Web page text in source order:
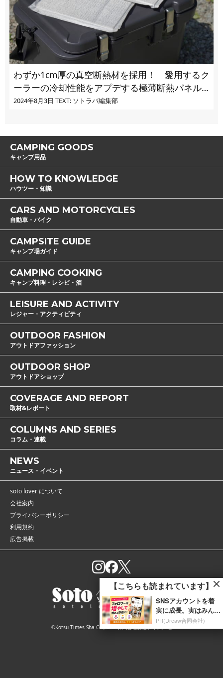
【こちらも読まれています】
深夜の海に人が続々
と！ 軽バンに冷凍庫
を携え「朝4時までホ
タルイカ掬い」の奮闘
わずか1cm厚の真空断熱材を採用！ 愛用するク
ーラーの冷却性能をアプデする極薄断熱パネル
の実力とは
2024年8月3日 TEXT: ソトラバ編集部
CAMPING GOODS
キャンプ用品
HOW TO KNOWLEDGE
ハウツー・知識
CARS AND MOTORCYCLES
自動車・バイク
CAMPSITE GUIDE
キャンプ場ガイド
CAMPING COOKING
キャンプ料理・レシピ・酒
LEISURE AND ACTIVITY
レジャー・アクティビティ
OUTDOOR FASHION
アウトドアファッション
OUTDOOR SHOP
アウトドアショップ
COVERAGE AND REPORT
取材&レポート
COLUMNS AND SERIES
コラム・連載
NEWS
ニュース・イベント
soto lover について
会社案内
プライバシーポリシー
利用規約
広告掲載
©Kotsu Times Sha Co., Ltd. 株式会社交通タイムス社